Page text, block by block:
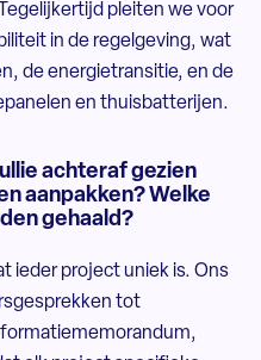
pleiten we voor
in de regelgeving, wat
de energietransitie, en de
en thuisbatterijen.
achteraf gezien
aanpakken? Welke
gehaald?
ieder project uniek is. Ons
tot